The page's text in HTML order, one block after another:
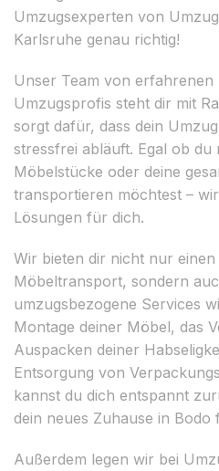
Umzugsexperten von
Karlsruhe genau richtig!
Unser Team von
Umzugsprofis steht dir mit
sorgt dafür, dass dein
stressfrei abläuft. Egal ob du
Möbelstücke oder deine
transportieren möchtest –
Lösungen für dich.
Wir bieten dir nicht nur einen
Möbeltransport, sondern
umzugsbezogene Services
Montage deiner Möbel, das
Auspacken deiner
Entsorgung von
kannst du dich entspannt
dein neues Zuhause in Bodo
Außerdem legen wir bei